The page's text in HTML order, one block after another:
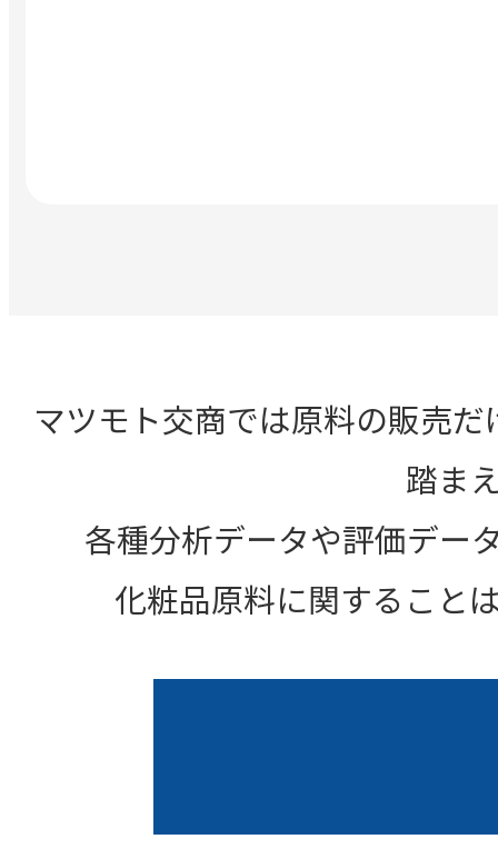
マツモト交商では原料の販売
踏ま
各種分析データや評価デー
化粧品原料に関すること